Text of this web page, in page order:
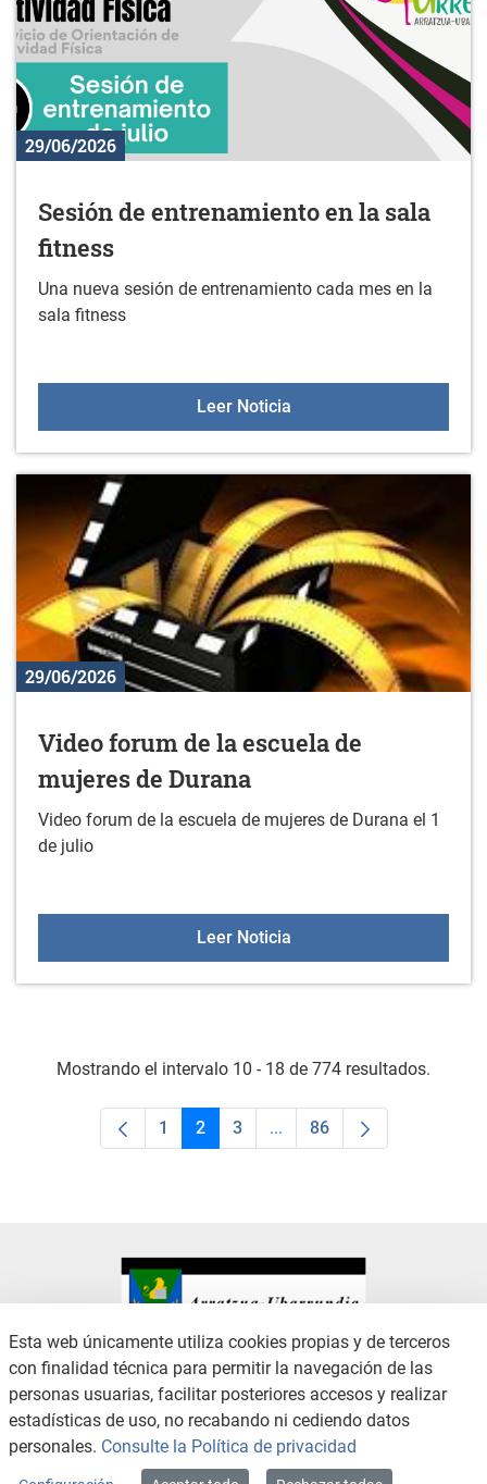
29/06/2026
Sesión de entrenamiento en la sala
fitness
Una nueva sesión de entrenamiento cada mes en la
sala fitness
Leer NoticiaSesión de
29/06/2026
Video forum de la escuela de
mujeres de Durana
Video forum de la escuela de mujeres de Durana el 1
de julio
Leer NoticiaVideo forum de la
Mostrando el intervalo 10 - 18 de 774 resultados.
Página
1 Página
2 Página
3 ...Páginas intermedias Use
Página
86
CONTACTO
AVISO LEGAL
CANAL DE DENUNCIAS
POLÍTICA DE PRIVACIDAD
POLÍTICA DE COOKIES
ACCESIBILIDAD
Esta web únicamente utiliza cookies propias y de terceros
con finalidad técnica para permitir la navegación de las
personas usuarias, facilitar posteriores accesos y realizar
estadísticas de uso, no recabando ni cediendo datos
personales. Consulte la Política de privacidad